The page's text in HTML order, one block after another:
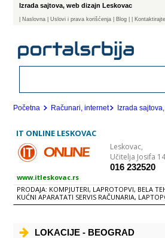
Izrada sajtova, web dizajn Leskovac
Naslovna | Uslovi i prava korišćenja Blog |
Početna Računari, internet Izrada
IT ONLINE LESKOVAC
Leskovac,
Učitelja Josifa
016 232520
www.itleskovac.rs
PRODAJA: KOMPJUTERI, LAPROTOPVI, BELA
KUĆNI APARATATI SERVIS RAČUNARIA,
REPARIRANjE i PUNjENjE TONERA IZRADA
LOKACIJE - BEOGRAD